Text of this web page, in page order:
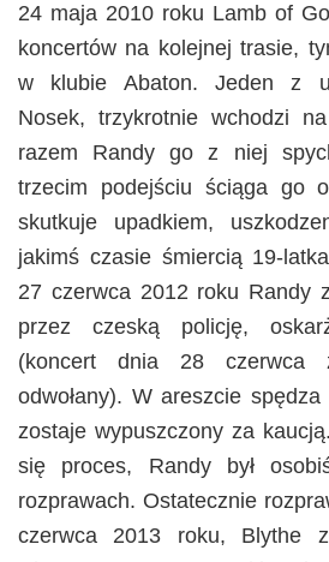
24 maja 2010 roku Lamb of
koncertów na kolejnej trasie,
w klubie Abaton. Jeden z
Nosek, trzykrotnie wchodzi
razem Randy go z niej
trzecim podejściu ściąga go
skutkuje upadkiem,
jakimś czasie śmiercią 19-
27 czerwca 2012 roku Randy
przez czeską policję,
(koncert dnia 28 czerwca
odwołany). W areszcie
zostaje wypuszczony za
się proces, Randy był
rozprawach. Ostatecznie
czerwca 2013 roku, Blythe